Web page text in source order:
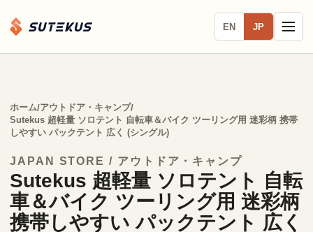
EN JP
ホーム/アウトドア・キャンプ/
Sutekus 超軽量 ソロテント 自転車＆バイク ツーリング用 迷彩柄 携帯
しやすい パックテント 広く (シングル)
JAPAN STORE / アウトドア・キャンプ
Sutekus 超軽量 ソロテント 自転
車＆バイク ツーリング用 迷彩柄
携帯しやすい パックテント 広く